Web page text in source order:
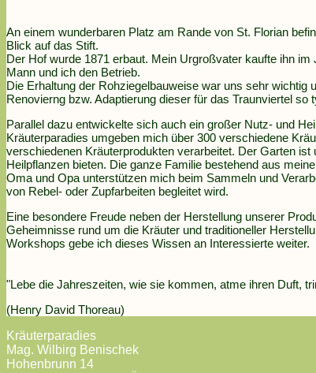
An einem wunderbaren Platz am Rande von St. Florian
Blick auf das Stift.
Der Hof wurde 1871 erbaut. Mein Urgroßvater kaufte ihn
Mann und ich den Betrieb.
Die Erhaltung der Rohziegelbauweise war uns sehr wichtig
Renovierng bzw. Adaptierung dieser für das Traunviertel so
Parallel dazu entwickelte sich auch ein großer Nutz- und
Kräuterparadies umgeben mich über 300 verschiedene
verschiedenen Kräuterprodukten verarbeitet. Der Garten
Heilpflanzen bieten. Die ganze Familie bestehend aus
Oma und Opa unterstützen mich beim Sammeln und
von Rebel- oder Zupfarbeiten begleitet wird.
Eine besondere Freude neben der Herstellung unserer
Geheimnisse rund um die Kräuter und traditioneller
Workshops gebe ich dieses Wissen an Interessierte weiter.
"Lebe die Jahreszeiten, wie sie kommen, atme ihren Duft,
(Henry David Thoreau)
Kräuterparadies
Mag. Wilbirg Benischek
Hohenbrunn 14